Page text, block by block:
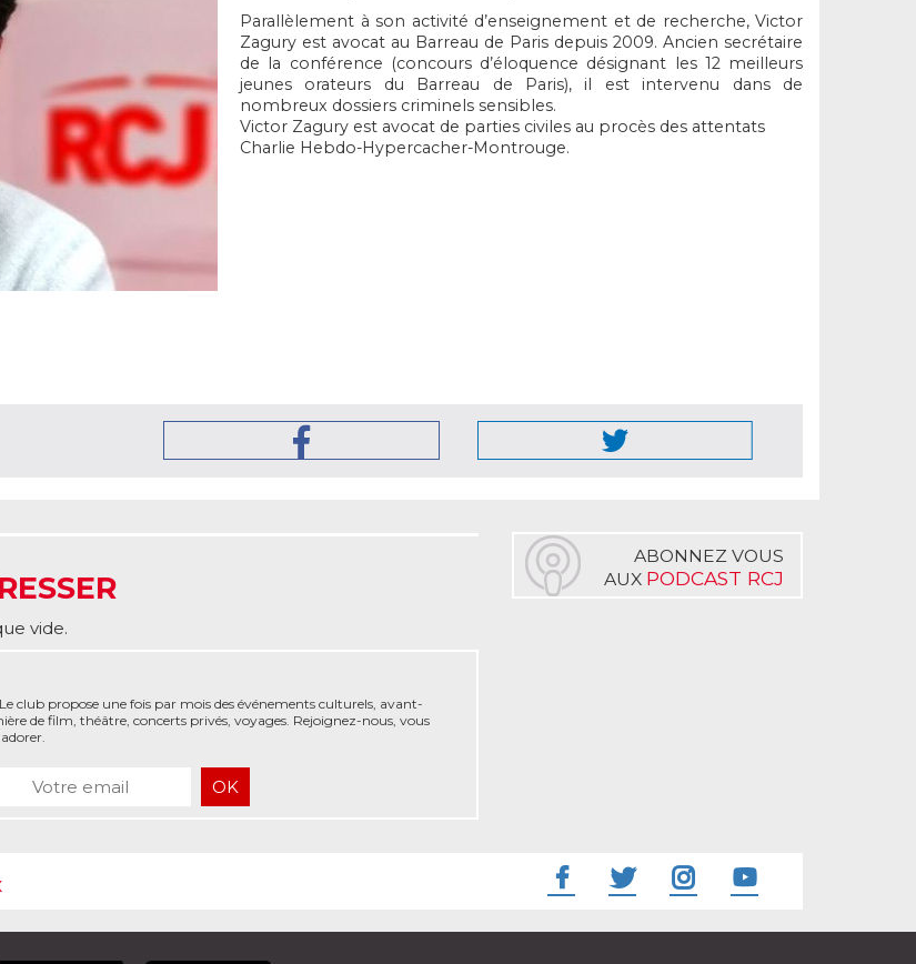
Parallèlement à son activité d’enseignement et de recherche, Victor
Zagury est avocat au Barreau de Paris depuis 2009. Ancien secrétaire
de la conférence (concours d’éloquence désignant les 12 meilleurs
jeunes orateurs du Barreau de Paris), il est intervenu dans de
nombreux dossiers criminels sensibles.
Victor Zagury est avocat de parties civiles au procès des attentats
Charlie Hebdo-Hypercacher-Montrouge.
vide.
club propose une fois par mois des événements culturels, avant-
de film, théâtre, concerts privés, voyages. Rejoignez-nous, vous
ABONNEZ VOUS
AUX PODCAST RCJ